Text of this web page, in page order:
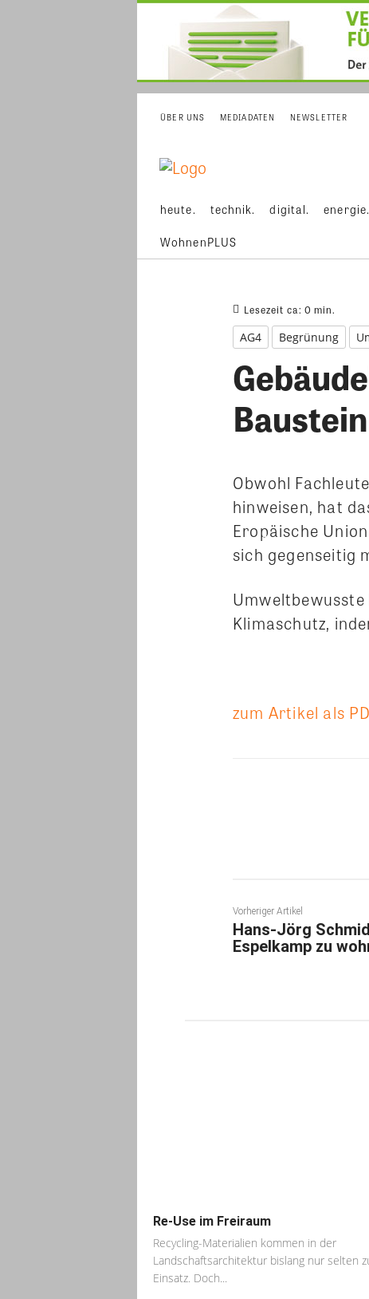
ÜBER UNS MEDIADATEN NEWSLETTER
heute. technik. digital. energie.
WohnenPLUS
Lesezeit ca: 0 min.
AG4 Begrünung
Obwohl
hinweisen, hat
Eropäische
sich gegenseitig
Klimaschutz,
zum Artikel als
Vorheriger Artikel
Hans-Jörg
Espelkamp zu
Re-Use im Freiraum
Recycling-Materialien kommen in der
Landschaftsarchitektur bislang nur selten
Einsatz. Doch...